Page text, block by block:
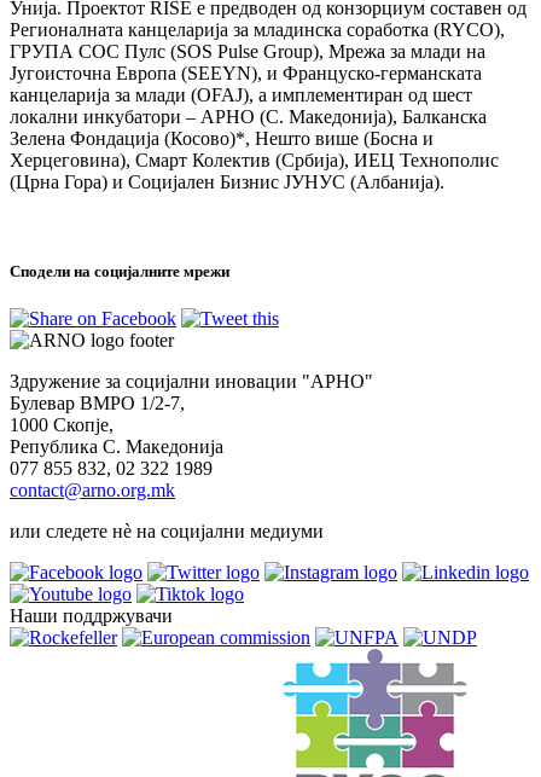
Унија. Проектот RISE е предводен од конзорциум составен од
Регионалната канцеларија за младинска соработка (RYCO),
ГРУПА СОС Пулс (SOS Pulse Group), Мрежа за млади на
Југоисточна Европа (SEEYN), и Француско-германската
канцеларија за млади (ОFAJ), а имплементиран од шест
локални инкубатори – АРНО (С. Македонија), Балканска
Зелена Фондација (Косово)*, Нешто више (Босна и
Херцеговина), Смарт Колектив (Србија), ИЕЦ Технополис
(Црна Гора) и Социјален Бизнис ЈУНУС (Албанија).
Сподели на социјалните мрежи
Здружение за социјални иновации "АРНО"
Булевар ВМРО 1/2-7,
1000 Скопје,
Република С. Македонија
077 855 832, 02 322 1989
contact@arno.org.mk
или следете нѐ на социјални медиуми
Наши поддржувачи